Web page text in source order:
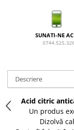
SUNATI-NE
0744.525.326
Descriere
Acid citric
Un produs
Dizolvă